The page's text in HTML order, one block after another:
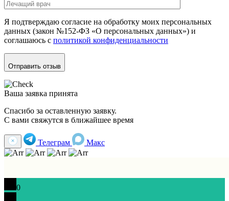
Я подтверждаю согласие на обработку моих персональных
данных (закон №152-ФЗ «О персональных данных») и
соглашаюсь с политикой конфиденциальности
Отправить отзыв
Ваша заявка принята
Спасибо за оставленную заявку.
С вами свяжутся в ближайшее время
Телеграм Макс
0